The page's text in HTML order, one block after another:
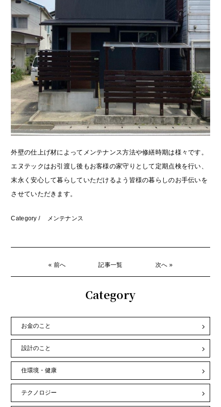
外壁の仕上げ材によってメンテナンス方法や修繕時期は様々です。
エヌテックはお引渡し後もお客様の家守りとして定期点検を行い、
末永く安心して暮らしていただけるよう皆様の暮らしのお手伝いを
させていただきます。
Category / メンテナンス
« 前へ 記事一覧 次へ »
Category
お金のこと
設計のこと
住環境・健康
テクノロジー